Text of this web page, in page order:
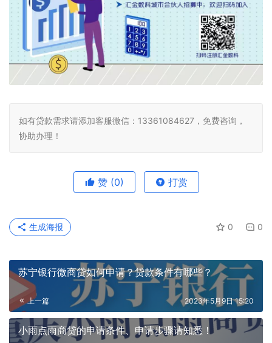
如有贷款需求请添加客服微信：13361084627，免费咨询，
协助办理！
赞 (0) 打赏
0 0
生成海报
苏宁银行微商贷如何申请？贷款条件有哪些？
上一篇 2023年5月9日 15:20
小雨点雨商贷的申请条件、申请步骤请知悉！